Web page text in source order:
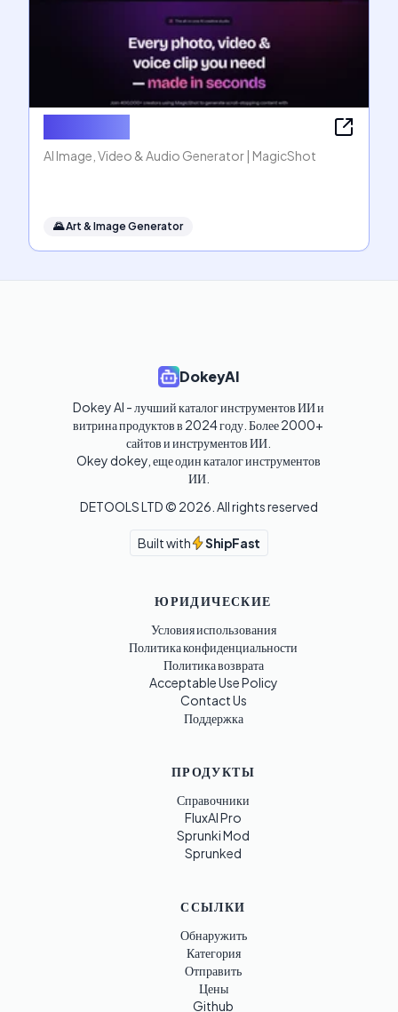
AI Image, Video & Audio Generator | MagicShot
🌄Art & Image Generator
DokeyAI
Dokey AI - лучший каталог инструментов ИИ и
витрина продуктов в 2024 году. Более 2000+
сайтов и инструментов ИИ.
Okey dokey, еще один каталог инструментов
ИИ.
DETOOLS LTD © 2026 . All rights reserved
Built with ShipFast
ЮРИДИЧЕСКИЕ
Условия использования
Политика конфиденциальности
Политика возврата
Acceptable Use Policy
Contact Us
Поддержка
ПРОДУКТЫ
Справочники
FluxAI Pro
Sprunki Mod
Sprunked
ССЫЛКИ
Обнаружить
Категория
Отправить
Цены
Github